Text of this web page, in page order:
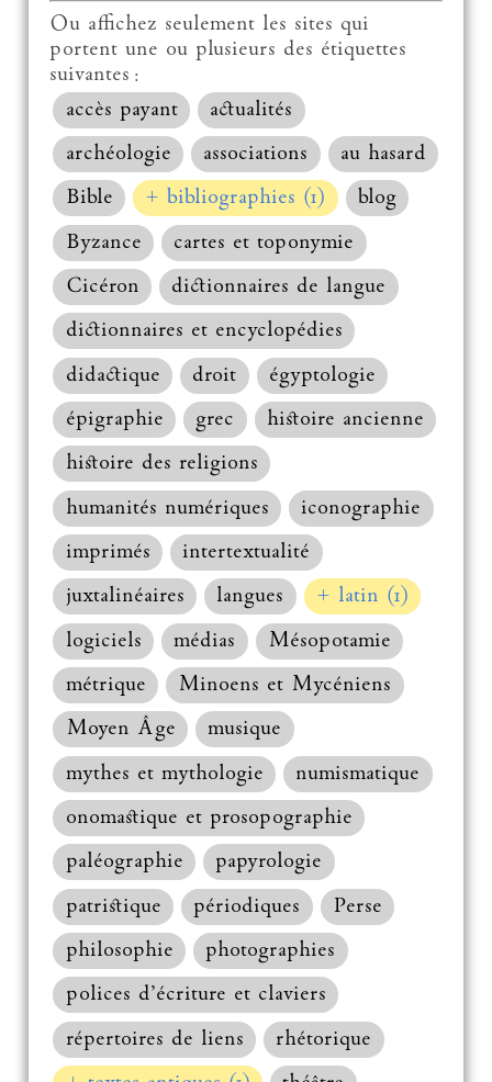
Ou affichez seulement les sites qui
portent une ou plusieurs des étiquettes
suivantes :
accès payant
actualités
archéologie
associations
au hasard
Bible
+ bibliographies (1)
blog
Byzance
cartes et toponymie
Cicéron
dictionnaires de langue
dictionnaires et encyclopédies
didactique
droit
égyptologie
épigraphie
grec
histoire ancienne
histoire des religions
humanités numériques
iconographie
imprimés
intertextualité
juxtalinéaires
langues
+ latin (1)
logiciels
médias
Mésopotamie
métrique
Minoens et Mycéniens
Moyen Âge
musique
mythes et mythologie
numismatique
onomastique et prosopographie
paléographie
papyrologie
patristique
périodiques
Perse
philosophie
photographies
polices d’écriture et claviers
répertoires de liens
rhétorique